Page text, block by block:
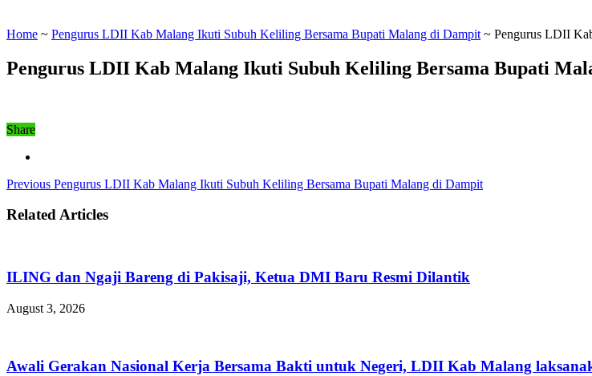
Home ~ Pengurus LDII Kab Malang Ikuti Subuh Keliling Bersama Bupati Malang di Dampit ~ Pengurus LDII
Pengurus LDII Kab Malang Ikuti Subuh Keliling Bersama Bupati
Share
Previous Pengurus LDII Kab Malang Ikuti Subuh Keliling Bersama Bupati Malang di Dampit
Related Articles
ILING dan Ngaji Bareng di Pakisaji, Ketua DMI Baru Resmi Dilantik
August 3, 2026
Awali Gerakan Nasional Kerja Bersama Bakti untuk Negeri, LDII Kab Malang